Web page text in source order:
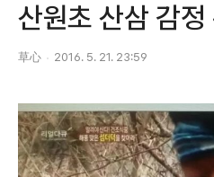
산원초 산삼 감
草心 2016. 5. 21. 23:59